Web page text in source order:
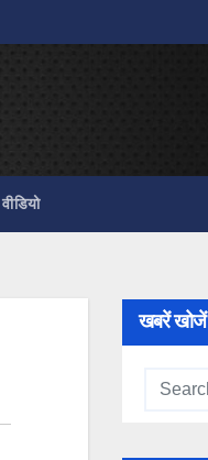
वीडियो
खबरें खोजें